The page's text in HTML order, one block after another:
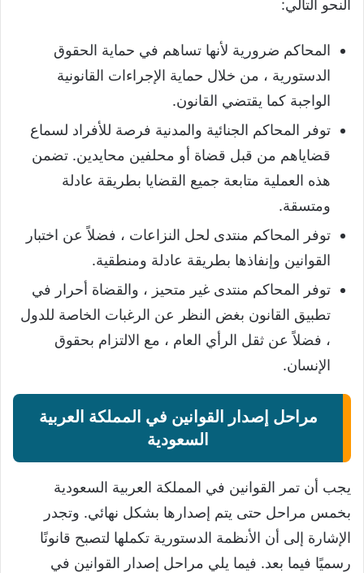
النحو التالي:
المحاكم ضرورية لأنها تساهم في حماية الحقوق
الدستورية ، من خلال حماية الإجراءات القانونية
الواجبة كما يقتضي القانون.
توفر المحاكم الجنائية والمدنية فرصة للأفراد لسماع
قضاياهم من قبل قضاة أو محلفين محايدين. تضمن
هذه العملية متابعة جميع القضايا بطريقة عادلة
ومتسقة.
توفر المحاكم منتدى لحل النزاعات ، فضلاً عن اختبار
القوانين وإنفاذها بطريقة عادلة ومنطقية.
توفر المحاكم منتدى غير متحيز ، والقضاة أحرار في
تطبيق القانون بغض النظر عن الرغبات الخاصة للدول
، فضلاً عن ثقل الرأي العام ، مع الالتزام بحقوق
الإنسان.
مراحل إصدار القوانين في المملكة العربية
السعودية
يجب أن تمر القوانين في المملكة العربية السعودية
بخمس مراحل حتى يتم إصدارها بشكل نهائي. وتجدر
الإشارة إلى أن الأنظمة الدستورية تكملها لتصبح قانونًا
رسميًا فيما بعد. فيما يلي مراحل إصدار القوانين في